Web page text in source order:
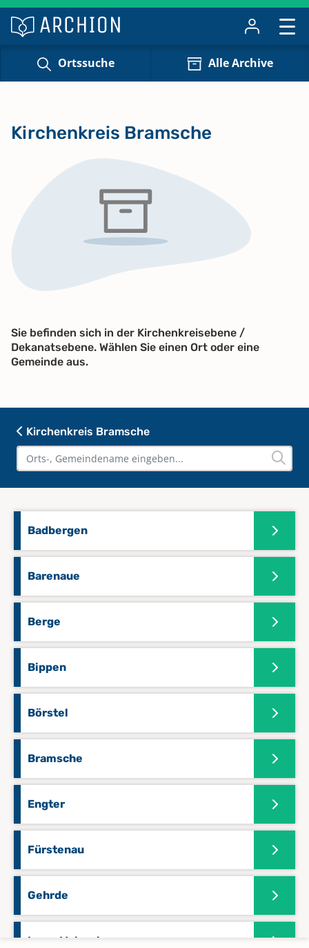
Ortssuche Alle Archive
Kirchenkreis Bramsche
Badbergen
Barenaue
Berge
Bippen
Börstel
Bramsche
Engter
Fürstenau
Gehrde
Lage, Malgarten
Kirchenkreis Bramsche
Sie befinden sich in der Kirchenkreisebene /
Dekanatsebene. Wählen Sie einen Ort oder eine
Gemeinde aus.